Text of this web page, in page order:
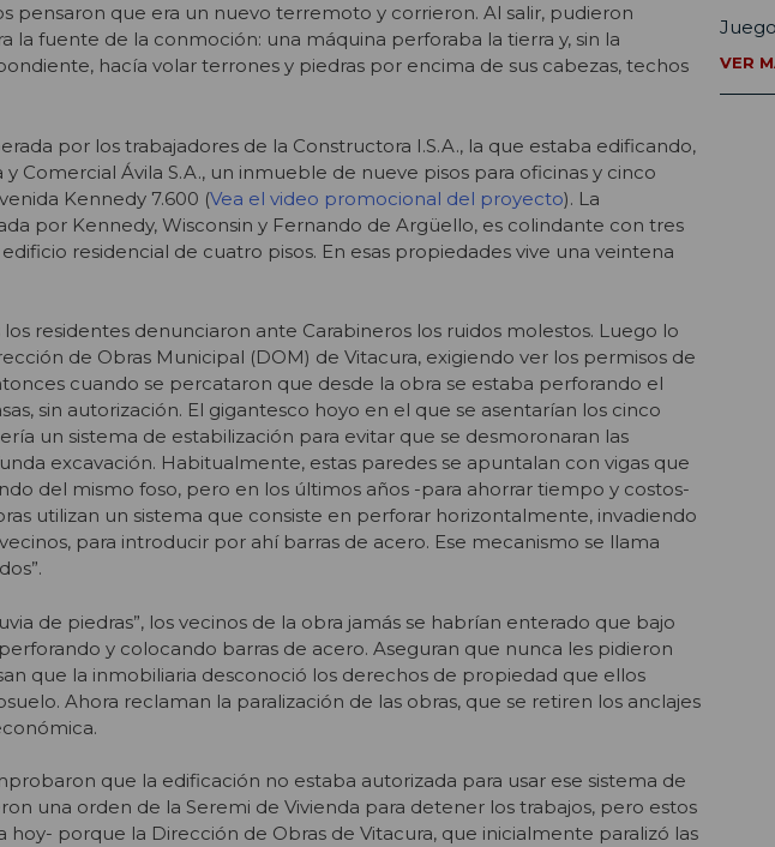
pensaron que era un nuevo terremoto y corrieron. Al salir, pudieron
la fuente de la conmoción: una máquina perforaba la tierra y, sin la
hacía volar terrones y piedras por encima de sus cabezas, techos
por los trabajadores de la Constructora I.S.A., la que estaba edificando,
y Comercial Ávila S.A., un inmueble de nueve pisos para oficinas y cinco
Kennedy 7.600 (Vea el video promocional del proyecto). La
por Kennedy, Wisconsin y Fernando de Argüello, es colindante con tres
residencial de cuatro pisos. En esas propiedades vive una veintena
los residentes denunciaron ante Carabineros los ruidos molestos. Luego lo
de Obras Municipal (DOM) de Vitacura, exigiendo ver los permisos de
cuando se percataron que desde la obra se estaba perforando el
sin autorización. El gigantesco hoyo en el que se asentarían los cinco
un sistema de estabilización para evitar que se desmoronaran las
excavación. Habitualmente, estas paredes se apuntalan con vigas que
del mismo foso, pero en los últimos años -para ahorrar tiempo y costos-
utilizan un sistema que consiste en perforar horizontalmente, invadiendo
para introducir por ahí barras de acero. Ese mecanismo se llama
de piedras”, los vecinos de la obra jamás se habrían enterado que bajo
y colocando barras de acero. Aseguran que nunca les pidieron
que la inmobiliaria desconoció los derechos de propiedad que ellos
Ahora reclaman la paralización de las obras, que se retiren los anclajes
que la edificación no estaba autorizada para usar ese sistema de
una orden de la Seremi de Vivienda para detener los trabajos, pero estos
hoy- porque la Dirección de Obras de Vitacura, que inicialmente paralizó las
VER